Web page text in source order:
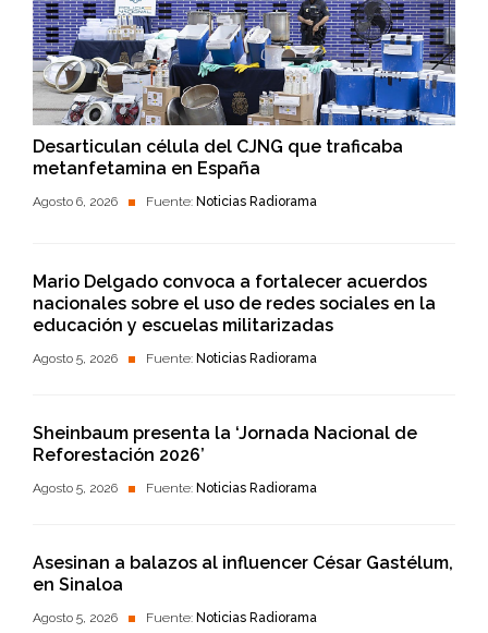
Desarticulan célula del CJNG que traficaba
metanfetamina en España
Agosto 6, 2026 Fuente: Noticias Radiorama
Mario Delgado convoca a fortalecer acuerdos
nacionales sobre el uso de redes sociales en la
educación y escuelas militarizadas
Agosto 5, 2026 Fuente: Noticias Radiorama
Sheinbaum presenta la ‘Jornada Nacional de
Reforestación 2026’
Agosto 5, 2026 Fuente: Noticias Radiorama
Asesinan a balazos al influencer César Gastélum,
en Sinaloa
Agosto 5, 2026 Fuente: Noticias Radiorama